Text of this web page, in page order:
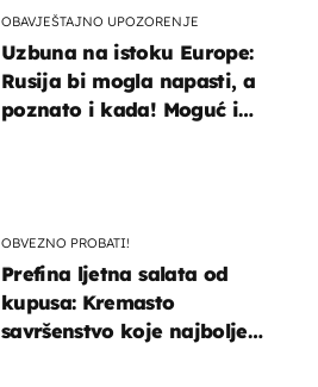
OBAVJEŠTAJNO UPOZORENJE
Uzbuna na istoku Europe:
Rusija bi mogla napasti, a
poznato i kada! Moguć i
OBVEZNO PROBATI!
Prefina ljetna salata od
kupusa: Kremasto
savršenstvo koje najbolje